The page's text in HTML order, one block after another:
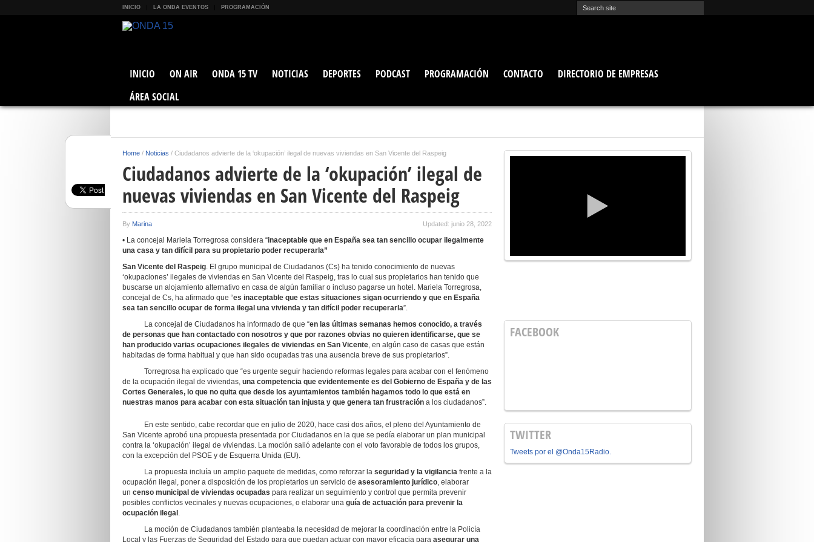
INICIO LA ONDA EVENTOS PROGRAMACIÓN
INICIO ON AIR ONDA 15 TV NOTICIAS DEPORTES PODCAST PROGRAMACIÓN CONTACTO
DIRECTORIO DE EMPRESAS
ÁREA SOCIAL
Home / Noticias / Ciudadanos advierte de la ‘okupación’ ilegal de nuevas viviendas en San Vicente del Raspeig
Ciudadanos advierte de la ‘okupación’ ilegal de
nuevas viviendas en San Vicente del Raspeig
By Marina Updated: junio 28, 2022
• La concejal Mariela Torregrosa considera “inaceptable que en España sea tan sencillo ocupar ilegalmente
una casa y tan difícil para su propietario poder recuperarla”
San Vicente del Raspeig. El grupo municipal de Ciudadanos (Cs) ha tenido conocimiento de nuevas
‘okupaciones’ ilegales de viviendas en San Vicente del Raspeig, tras lo cual sus propietarios han tenido que
buscarse un alojamiento alternativo en casa de algún familiar o incluso pagarse un hotel. Mariela Torregrosa,
concejal de Cs, ha afirmado que “es inaceptable que estas situaciones sigan ocurriendo y que en España
sea tan sencillo ocupar de forma ilegal una vivienda y tan difícil poder recuperarla”.
La concejal de Ciudadanos ha informado de que “en las últimas semanas hemos conocido, a través
de personas que han contactado con nosotros y que por razones obvias no quieren identificarse, que se
han producido varias ocupaciones ilegales de viviendas en San Vicente, en algún caso de casas que están
habitadas de forma habitual y que han sido ocupadas tras una ausencia breve de sus propietarios”.
Torregrosa ha explicado que “es urgente seguir haciendo reformas legales para acabar con el fenómeno
de la ocupación ilegal de viviendas, una competencia que evidentemente es del Gobierno de España y de las
Cortes Generales, lo que no quita que desde los ayuntamientos también hagamos todo lo que está en
nuestras manos para acabar con esta situación tan injusta y que genera tan frustración a los ciudadanos”.
En este sentido, cabe recordar que en julio de 2020, hace casi dos años, el pleno del Ayuntamiento de
San Vicente aprobó una propuesta presentada por Ciudadanos en la que se pedía elaborar un plan municipal
contra la ‘okupación’ ilegal de viviendas. La moción salió adelante con el voto favorable de todos los grupos,
con la excepción del PSOE y de Esquerra Unida (EU).
La propuesta incluía un amplio paquete de medidas, como reforzar la seguridad y la vigilancia frente a la
ocupación ilegal, poner a disposición de los propietarios un servicio de asesoramiento jurídico, elaborar
un censo municipal de viviendas ocupadas para realizar un seguimiento y control que permita prevenir
posibles conflictos vecinales y nuevas ocupaciones, o elaborar una guía de actuación para prevenir la
ocupación ilegal .
La moción de Ciudadanos también planteaba la necesidad de mejorar la coordinación entre la Policía
Local y las Fuerzas de Seguridad del Estado para que puedan actuar con mayor eficacia para asegurar una
FACEBOOK
TWITTER
Tweets por el @Onda15Radio.